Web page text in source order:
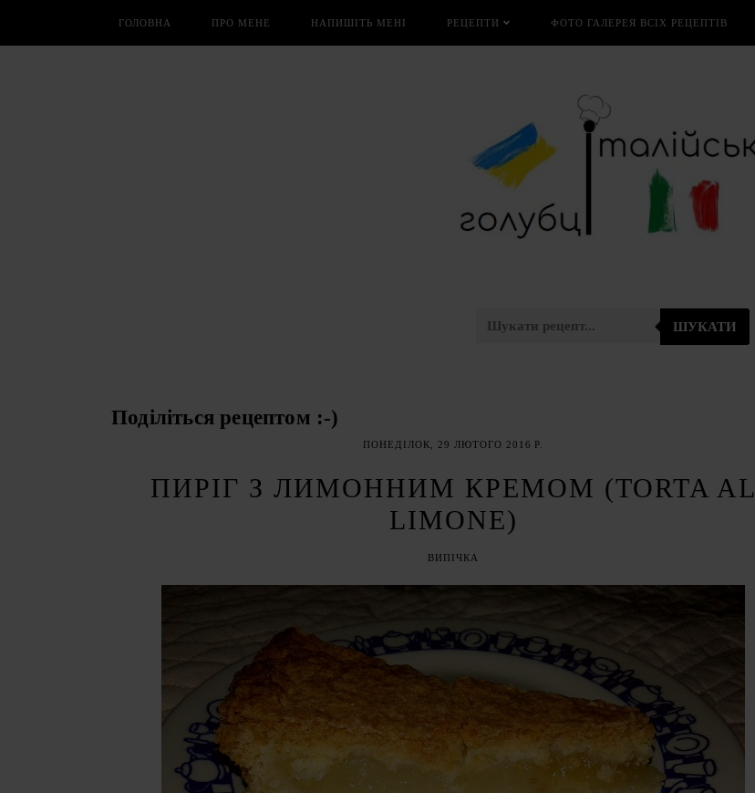
ГОЛОВНА ПРО МЕНЕ НАПИШІТЬ МЕНІ РЕЦЕПТИ ФОТО ГАЛЕРЕЯ ВСІХ РЕЦЕПТІВ
ШУКАТИ
Поділіться рецептом :-)
ПОНЕДІЛОК, 29 ЛЮТОГО 2016 Р.
ПИРІГ З ЛИМОННИМ КРЕМОМ (TORTA AL
LIMONE)
ВИПІЧКА